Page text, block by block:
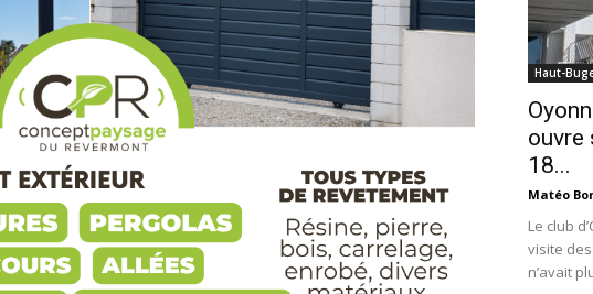
Haut-
ouvre
18...
Matéo
Le club
visite
n’avait